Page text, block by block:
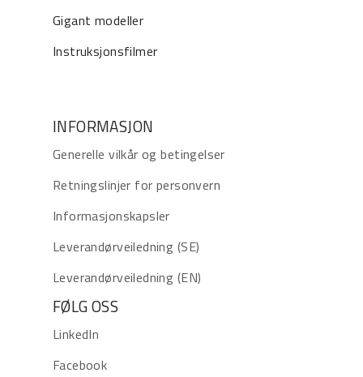
Gigant modeller
Instruksjonsfilmer
INFORMASJON
Generelle vilkår og betingelser
Retningslinjer for personvern
Informasjonskapsler
Leverandørveiledning (SE)
Leverandørveiledning (EN)
FØLG OSS
LinkedIn
Facebook